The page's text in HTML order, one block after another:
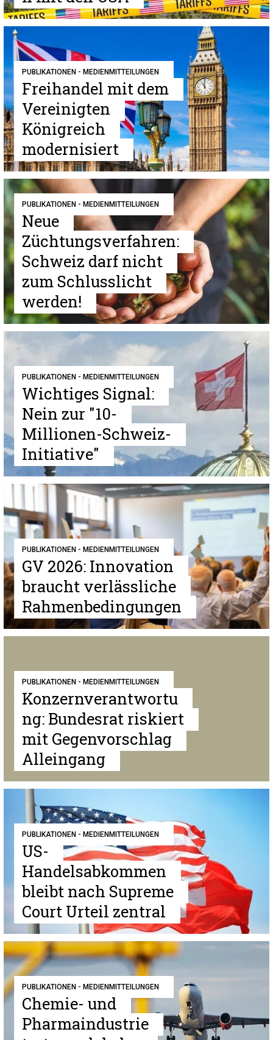
PUBLIKATIONEN - MEDIENMITTEILUNGEN
Freihandel mit dem
Vereinigten
Königreich
modernisiert
PUBLIKATIONEN - MEDIENMITTEILUNGEN
Neue
Züchtungsverfahren:
Schweiz darf nicht
zum Schlusslicht
werden!
PUBLIKATIONEN - MEDIENMITTEILUNGEN
Wichtiges Signal:
Nein zur "10-
Millionen-Schweiz-
Initiative"
PUBLIKATIONEN - MEDIENMITTEILUNGEN
GV 2026: Innovation
braucht verlässliche
Rahmenbedingungen
PUBLIKATIONEN - MEDIENMITTEILUNGEN
Konzernverantwortu
ng: Bundesrat riskiert
mit Gegenvorschlag
Alleingang
PUBLIKATIONEN - MEDIENMITTEILUNGEN
US-
Handelsabkommen
bleibt nach Supreme
Court Urteil zentral
PUBLIKATIONEN - MEDIENMITTEILUNGEN
Chemie- und
Pharmaindustrie